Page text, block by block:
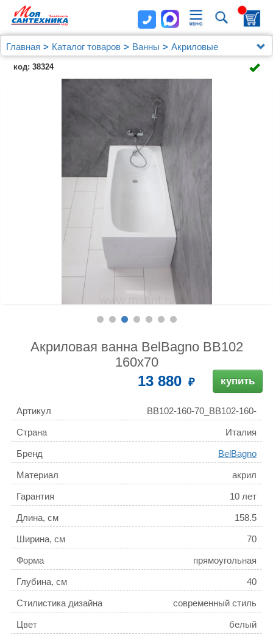
Главная Каталог товаров Ванны
Акриловые
Акриловая ванна BelBagno BB102 160x70
код: 38324
Акриловая ванна BelBagno BB102
160x70
13 880 купить
Артикул
BB102-160-70_BB102-160-
MF
Страна
Италия
Бренд BelBagno
Материал акрил
Гарантия 10 лет
Длина, см 158.5
Ширина, см 70
Форма прямоугольная
Глубина, см 40
Стилистика дизайна современный стиль
Цвет белый